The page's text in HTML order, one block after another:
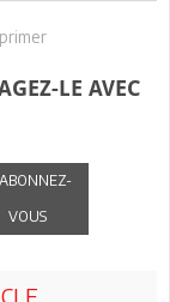
LE AVEC
VOUS